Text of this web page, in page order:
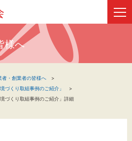
新着情報
様へ
者・創業者の皆様へ
づくり取組事例のご紹介」
づくり取組事例のご紹介」詳細